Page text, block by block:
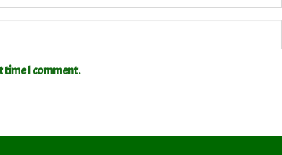
time I comment.